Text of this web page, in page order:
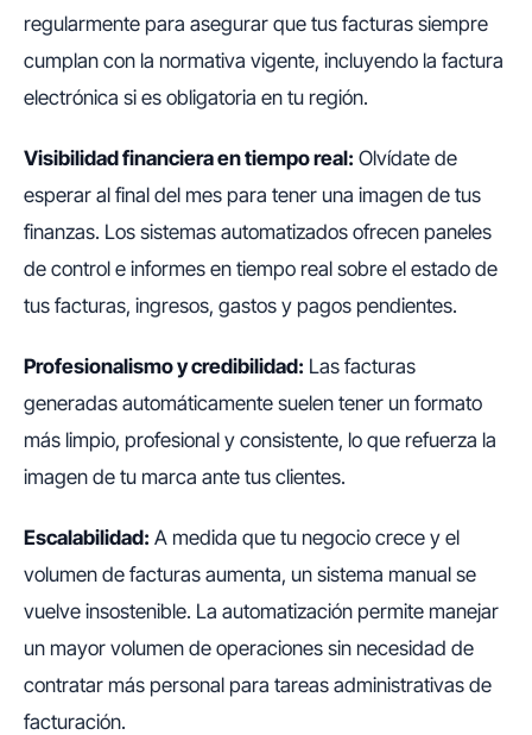
regularmente para asegurar que tus facturas siempre
cumplan con la normativa vigente, incluyendo la factura
electrónica si es obligatoria en tu región.
Visibilidad financiera en tiempo real: Olvídate de
esperar al final del mes para tener una imagen de tus
finanzas. Los sistemas automatizados ofrecen paneles
de control e informes en tiempo real sobre el estado de
tus facturas, ingresos, gastos y pagos pendientes.
Profesionalismo y credibilidad: Las facturas
generadas automáticamente suelen tener un formato
más limpio, profesional y consistente, lo que refuerza la
imagen de tu marca ante tus clientes.
Escalabilidad: A medida que tu negocio crece y el
volumen de facturas aumenta, un sistema manual se
vuelve insostenible. La automatización permite manejar
un mayor volumen de operaciones sin necesidad de
contratar más personal para tareas administrativas de
facturación.